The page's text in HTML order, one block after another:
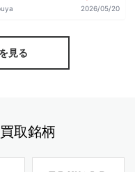
2026/05/20
見る
取銘柄